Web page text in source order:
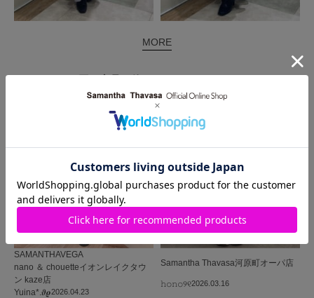
MORE
2026.04.23
SAMANTHAVEGA
nano ＆ chouetteイオンレイクタウ
ン kaze店
Yuina*.𝝑𝝔
2026.03.16
Samantha Thavasa河原町オーパ店
𝚑𝚘𝚗𝚘୨୧